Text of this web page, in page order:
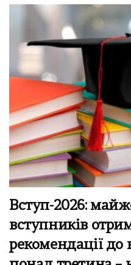
Вступ-2026:
вступників
рекомендації до